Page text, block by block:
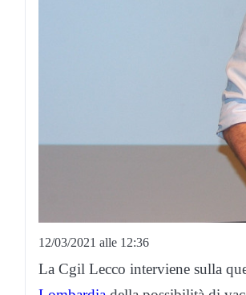
12/03/2021 alle 12:36
La Cgil Lecco interviene sulla